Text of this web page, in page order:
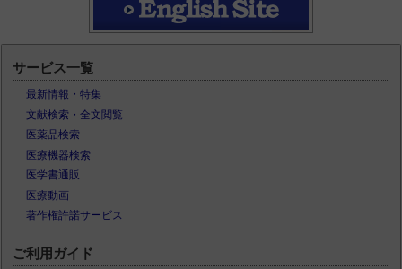
サービス一覧
最新情報・特集
文献検索・全文閲覧
医薬品検索
医療機器検索
医学書通販
医療動画
著作権許諾サービス
ご利用ガイド